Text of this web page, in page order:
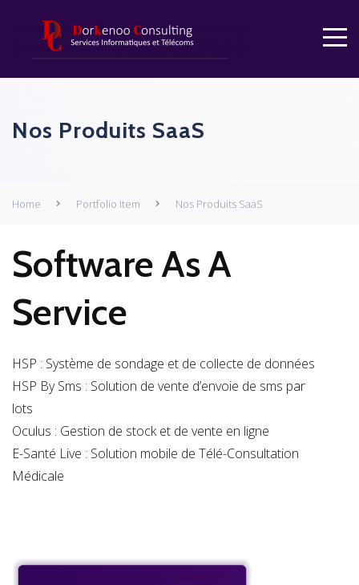
Nos Produits SaaS
Home Portfolio Item Nos Produits SaaS
Software As A
Service
HSP : Système de sondage et de collecte de données
HSP By Sms : Solution de vente d’envoie de sms par
lots
Oculus : Gestion de stock et de vente en ligne
E-Santé Live : Solution mobile de Télé-Consultation
Médicale